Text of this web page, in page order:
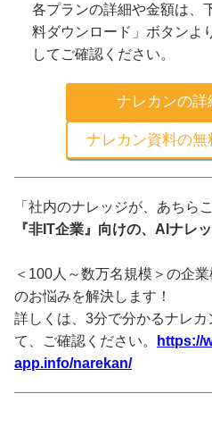
各プランの詳細や金額は、
料ダウンロード」ボタンよ
してご確認ください。
ナレカンの詳
ナレカン資料の無
「社内のナレッジが、あちら
『非IT企業』向けの、AIナレ
＜100人～数万名規模＞の企
のお悩みを解決します！
詳しくは、3分で分かるナレ
て、ご確認ください。
https://
app.info/narekan/